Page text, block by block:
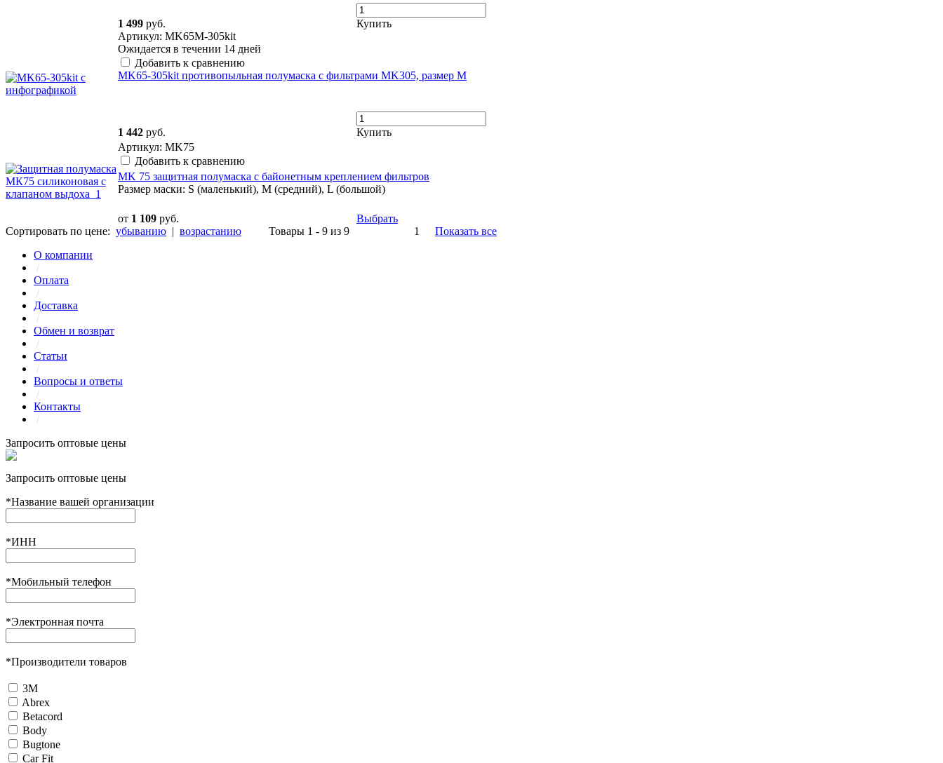
1 499 руб.
Купить
Артикул: MK65M-305kit
Ожидается в течении 14 дней
Добавить к сравнению
MK65-305kit противопыльная полумаска с фильтрами MK305, размер M
1 442 руб.
Купить
Артикул: MK75
Добавить к сравнению
MK 75 защитная полумаска c байонетным креплением фильтров
Размер маски: S (маленький), M (cредний), L (большой)
от 1 109 руб.
Выбрать
Сортировать по цене: убыванию | возрастанию Товары 1 - 9 из 9 1
Показать все
О компании
/
Оплата
/
Доставка
/
Обмен и возврат
/
Статьи
/
Вопросы и ответы
/
Контакты
/
Запросить оптовые цены
Запросить оптовые цены
*Название вашей организации
*ИНН
*Мобильный телефон
*Электронная почта
*Производители товаров
3М
Abrex
Betacord
Body
Bugtone
Car Fit